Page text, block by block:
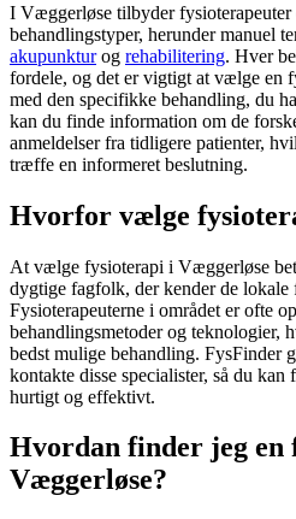
I Væggerløse tilbyder
behandlingstyper, herunder manuel
akupunkturog rehabilitering. Hver
fordele, og det er vigtigt at vælge en
med den specifikke behandling, du
kan du finde information om de
anmeldelser fra tidligere patienter,
træffe en informeret beslutning.
Hvorfor vælge
At vælge fysioterapi i Væggerløse
dygtige fagfolk, der kender de
Fysioterapeuterne i området er ofte
behandlingsmetoder og teknologier,
bedst mulige behandling. FysFinder
kontakte disse specialister, så du
hurtigt og effektivt.
Hvordan finder jeg en
Væggerløse?